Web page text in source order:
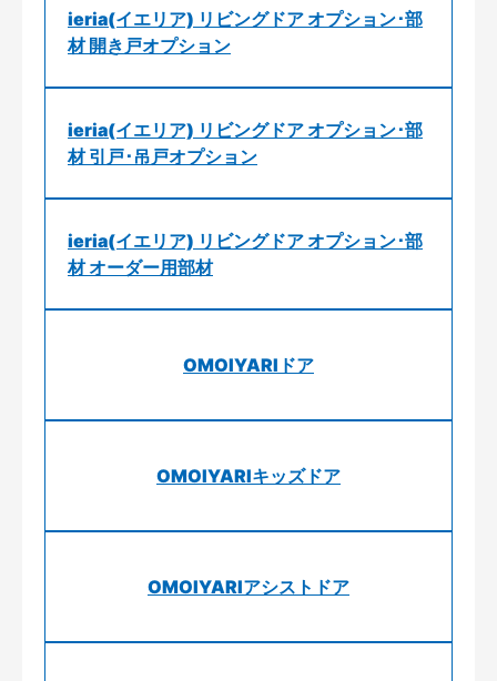
ieria(イエリア) リビングドア オプション･部
材 開き戸オプション
ieria(イエリア) リビングドア オプション･部
材 引戸･吊戸オプション
ieria(イエリア) リビングドア オプション･部
材 オーダー用部材
OMOIYARIドア
OMOIYARIキッズドア
OMOIYARIアシストドア